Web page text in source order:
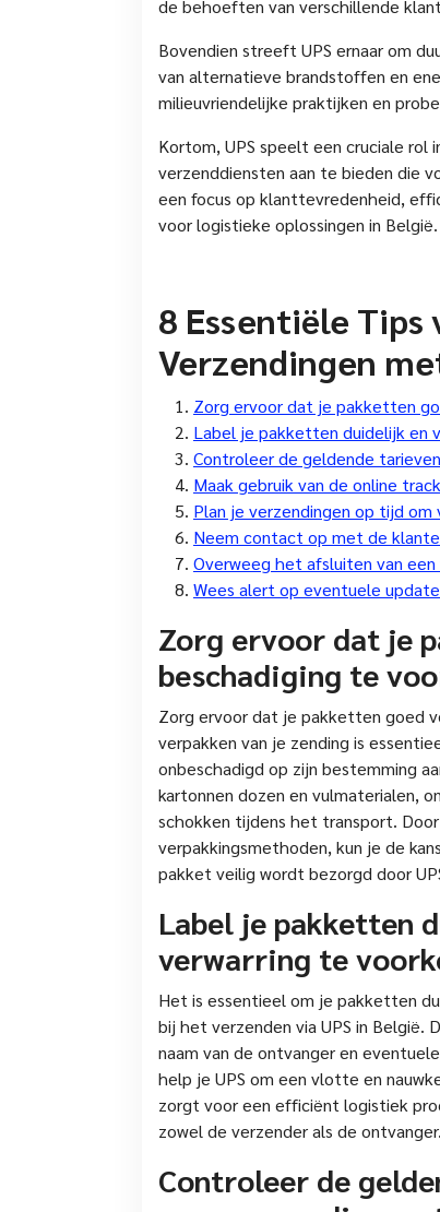
de behoeften van verschillende
Bovendien streeft UPS ernaar om
van alternatieve brandstoffen en
milieuvriendelijke praktijken en
Kortom, UPS speelt een cruciale
verzenddiensten aan te bieden die
een focus op klanttevredenheid,
voor logistieke oplossingen in België.
8 Essentiële
Verzendingen
Zorg ervoor dat je pakketten
Label je pakketten duidelijk en
Controleer de geldende
Maak gebruik van de online
Plan je verzendingen op tijd
Neem contact op met de
Overweeg het afsluiten van
Wees alert op eventuele
Zorg ervoor dat je
beschadiging te
Zorg ervoor dat je pakketten goed
verpakken van je zending is
onbeschadigd op zijn bestemming
kartonnen dozen en vulmaterialen,
schokken tijdens het transport.
verpakkingsmethoden, kun je de
pakket veilig wordt bezorgd door
Label je pakketten
verwarring te
Het is essentieel om je pakketten
bij het verzenden via UPS in België.
naam van de ontvanger en
help je UPS om een vlotte en
zorgt voor een efficiënt logistiek
zowel de verzender als de ontvanger.
Controleer de